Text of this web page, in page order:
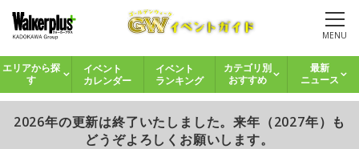
MENU
エリアから探
す
イベント
カレンダー
イベント
ランキング
カテゴリ別
おすすめ
最新
ニュース
2026年の更新は終了いたしました。来年（2027年）も
どうぞよろしくお願いします。